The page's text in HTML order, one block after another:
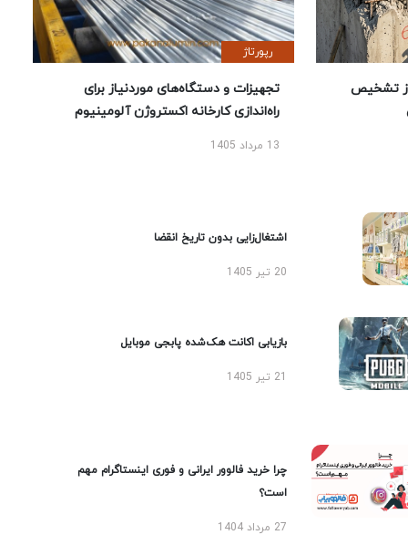
تشخیص
رپورتاژ
تجهیزات و دستگاه‌های موردنیاز برای
راه‌اندازی کارخانه اکستروژن آلومینیوم
13 مرداد 1405
اشتغال‌زایی بدون تاریخ انقضا
20 تیر 1405
بازیابی اکانت هک‌شده پابجی موبایل
چرا خرید فالوور ایرانی و فوری اینستاگرام مهم
است؟
27 مرداد 1404